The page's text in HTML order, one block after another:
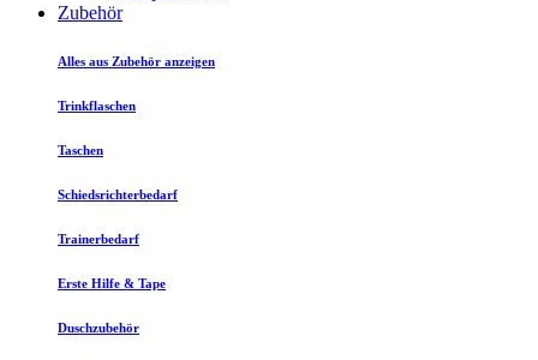
Zubehör
Alles aus Zubehör anzeigen
Trinkflaschen
Taschen
Schiedsrichterbedarf
Trainerbedarf
Erste Hilfe & Tape
Duschzubehör